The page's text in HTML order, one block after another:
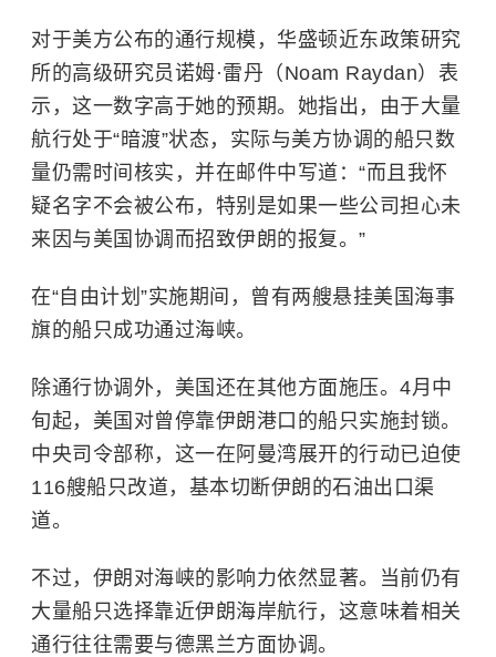
对于美方公布的通行规模，华盛顿近东政策研究
所的高级研究员诺姆·雷丹（Noam Raydan）表
示，这一数字高于她的预期。她指出，由于大量
航行处于“暗渡”状态，实际与美方协调的船只数
量仍需时间核实，并在邮件中写道：“而且我怀
疑名字不会被公布，特别是如果一些公司担心未
来因与美国协调而招致伊朗的报复。”
在“自由计划”实施期间，曾有两艘悬挂美国海事
旗的船只成功通过海峡。
除通行协调外，美国还在其他方面施压。4月中
旬起，美国对曾停靠伊朗港口的船只实施封锁。
中央司令部称，这一在阿曼湾展开的行动已迫使
116艘船只改道，基本切断伊朗的石油出口渠
道。
不过，伊朗对海峡的影响力依然显著。当前仍有
大量船只选择靠近伊朗海岸航行，这意味着相关
通行往往需要与德黑兰方面协调。